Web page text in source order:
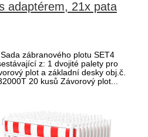
adaptérem, 21x pata
Sada zábranového plotu SET4
z: 1 dvojité palety pro
plot a základní desky obj.č.
20 kusů Závorový plot...